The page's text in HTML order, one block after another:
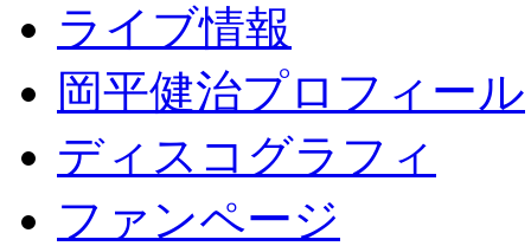
ライブ情報
岡平健治プロフィール
ディスコグラフィ
ファンページ